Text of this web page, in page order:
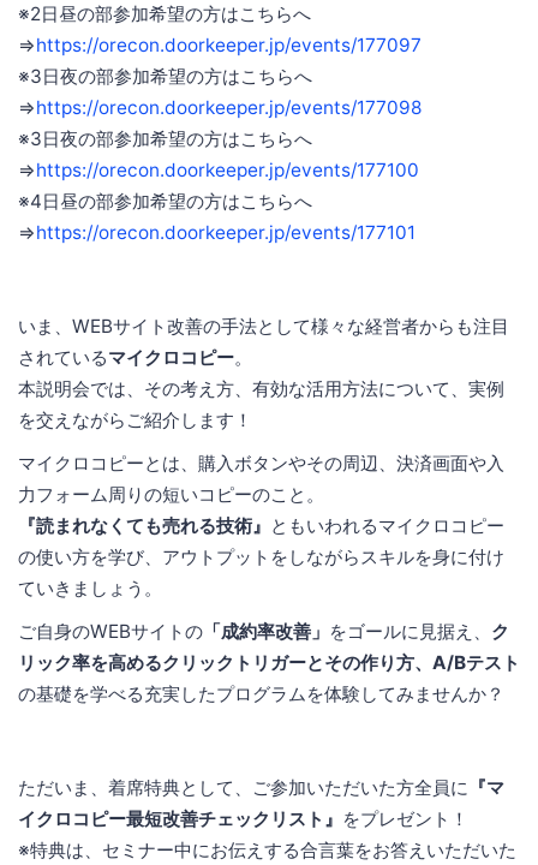
※2日昼の部参加希望の方はこちらへ
⇒https://orecon.doorkeeper.jp/events/177097
※3日夜の部参加希望の方はこちらへ
⇒https://orecon.doorkeeper.jp/events/177098
※3日夜の部参加希望の方はこちらへ
⇒https://orecon.doorkeeper.jp/events/177100
※4日昼の部参加希望の方はこちらへ
⇒https://orecon.doorkeeper.jp/events/177101
いま、WEBサイト改善の手法として様々な経営者からも注目
されているマイクロコピー。
本説明会では、その考え方、有効な活用方法について、実例
を交えながらご紹介します！
マイクロコピーとは、購入ボタンやその周辺、決済画面や入
力フォーム周りの短いコピーのこと。
『読まれなくても売れる技術』 ともいわれるマイクロコピー
の使い方を学び、アウトプットをしながらスキルを身に付け
ていきましょう。
ご自身のWEBサイトの 「成約率改善」 をゴールに見据え、 ク
リック率を高めるクリックトリガーとその作り方、A/Bテスト
の基礎を学べる充実したプログラムを体験してみませんか？
ただいま、着席特典として、ご参加いただいた方全員に 『マ
イクロコピー最短改善チェックリスト』 をプレゼント！
※特典は、セミナー中にお伝えする合言葉をお答えいただいた